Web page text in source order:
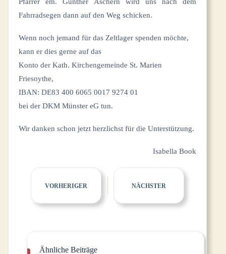
Fahrradsegen dann auf den Weg schicken.
Wenn noch jemand für das Zeltlager spenden möchte,
kann er dies gerne auf das
Konto der Kath. Kirchengemeinde St. Marien
Friesoythe,
IBAN: DE83 400 6065 0017 9274 01
bei der DKM Münster eG tun.
Wir danken schon jetzt herzlichst für die Unterstützung.
Isabella Book
VORHERIGER NÄCHSTER
Ähnliche Beiträge